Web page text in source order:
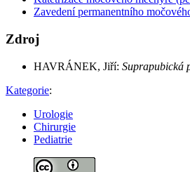
Zavedení permanentního
Zdroj
HAVRÁNEK, Jiří: Suprapubická
Kategorie:
Urologie
Chirurgie
Pediatrie